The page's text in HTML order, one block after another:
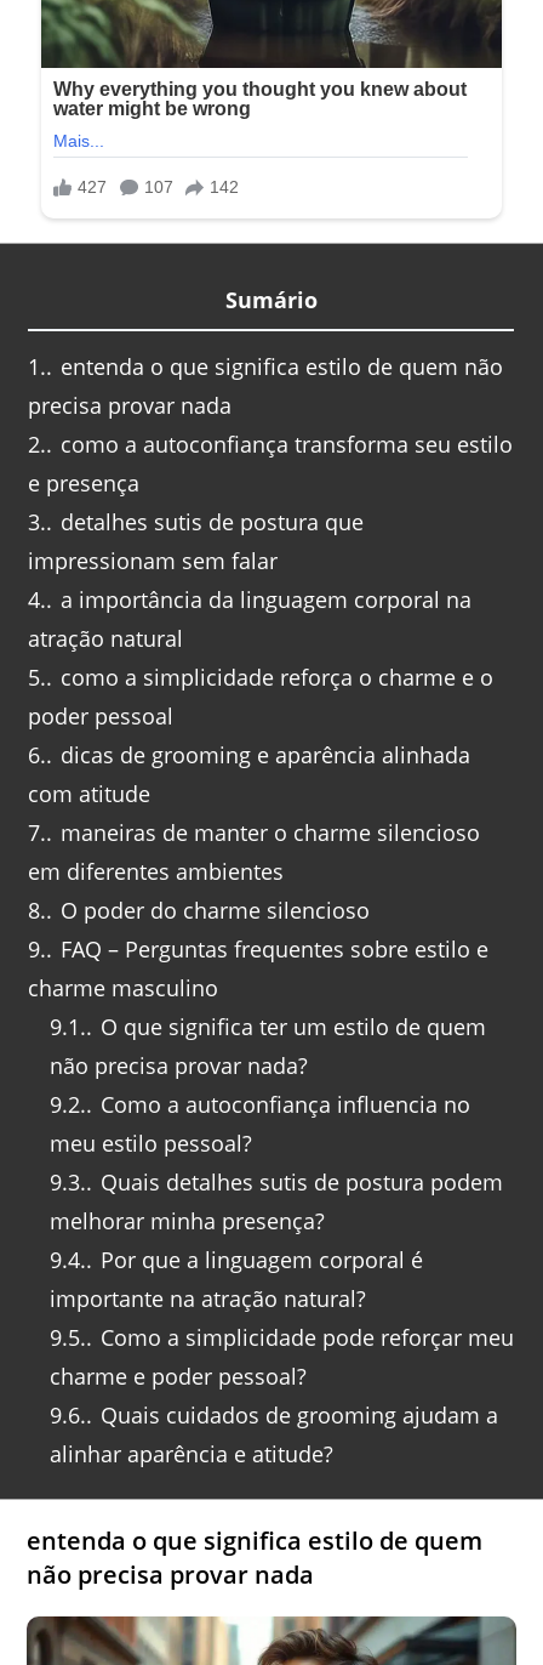
Sumário
1. entenda o que significa estilo de quem não
precisa provar nada
2. como a autoconfiança transforma seu estilo
e presença
3. detalhes sutis de postura que
impressionam sem falar
4. a importância da linguagem corporal na
atração natural
5. como a simplicidade reforça o charme e o
poder pessoal
6. dicas de grooming e aparência alinhada
com atitude
7. maneiras de manter o charme silencioso
em diferentes ambientes
8. O poder do charme silencioso
9. FAQ – Perguntas frequentes sobre estilo e
charme masculino
9.1. O que significa ter um estilo de quem
não precisa provar nada?
9.2. Como a autoconfiança influencia no
meu estilo pessoal?
9.3. Quais detalhes sutis de postura podem
melhorar minha presença?
9.4. Por que a linguagem corporal é
importante na atração natural?
9.5. Como a simplicidade pode reforçar meu
charme e poder pessoal?
9.6. Quais cuidados de grooming ajudam a
alinhar aparência e atitude?
entenda o que significa estilo de quem
não precisa provar nada